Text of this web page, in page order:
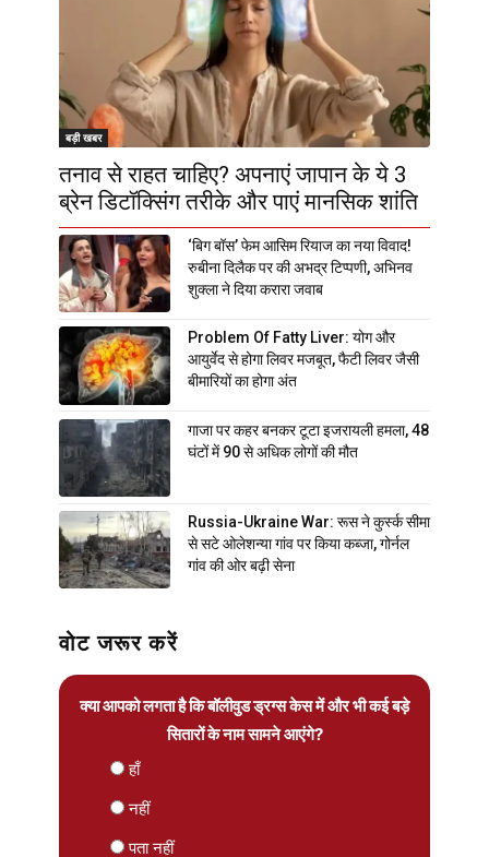
बड़ी खबर
तनाव से राहत चाहिए? अपनाएं जापान के ये 3
ब्रेन डिटॉक्सिंग तरीके और पाएं मानसिक शांति
‘बिग बॉस’ फेम आसिम रियाज का नया विवाद!
रुबीना दिलैक पर की अभद्र टिप्पणी, अभिनव
शुक्ला ने दिया करारा जवाब
Problem Of Fatty Liver: योग और
आयुर्वेद से होगा लिवर मजबूत, फैटी लिवर जैसी
बीमारियों का होगा अंत
गाजा पर कहर बनकर टूटा इजरायली हमला, 48
घंटों में 90 से अधिक लोगों की मौत
Russia-Ukraine War: रूस ने कुर्स्क सीमा
से सटे ओलेशन्या गांव पर किया कब्जा, गोर्नल
गांव की ओर बढ़ी सेना
वोट जरूर करें
क्या आपको लगता है कि बॉलीवुड ड्रग्स केस में और भी कई बड़े
सितारों के नाम सामने आएंगे?
हाँ
नहीं
पता नहीं